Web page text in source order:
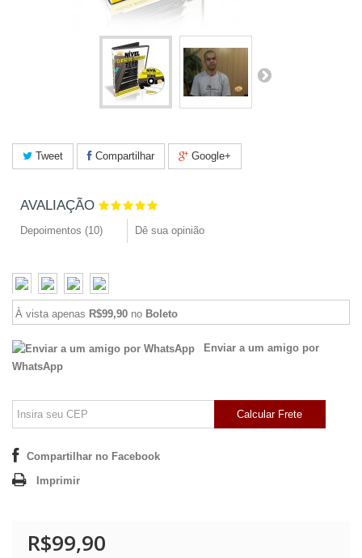
Tweet Compartilhar Google+
AVALIAÇÃO
Depoimentos (10) Dê sua opinião
À vista apenas R$99,90 no Boleto
Enviar a um amigo por
WhatsApp
Calcular Frete
Compartilhar no Facebook
Imprimir
R$99,90